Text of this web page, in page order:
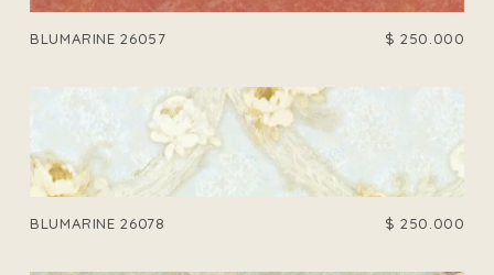
BLUMARINE 26057 $ 250.000
BLUMARINE 26078 $ 250.000